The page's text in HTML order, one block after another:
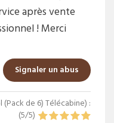
après vente
! Merci
Signaler un abus
(Pack de 6) Télécabine) :
(5/5)